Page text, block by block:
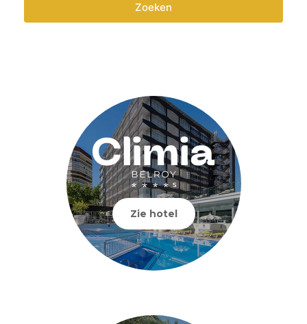
Zoeken
Zie hotel